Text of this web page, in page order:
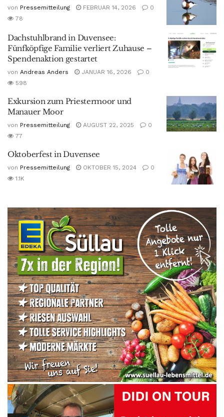
von Pressemitteilung FEBRUAR 14, 2026
0
78
Dachstuhlbrand in Duvensee:
Fünfköpfige Familie verliert Zuhause –
Spendenaktion gestartet
von Andreas Anders JANUAR 16, 2026
0
598
Exkursion zum Priestermoor und
Manauer Moor
von Pressemitteilung AUGUST 22, 2025
0
77
Oktoberfest in Duvensee
von Pressemitteilung OKTOBER 15, 2024
0
1.1K